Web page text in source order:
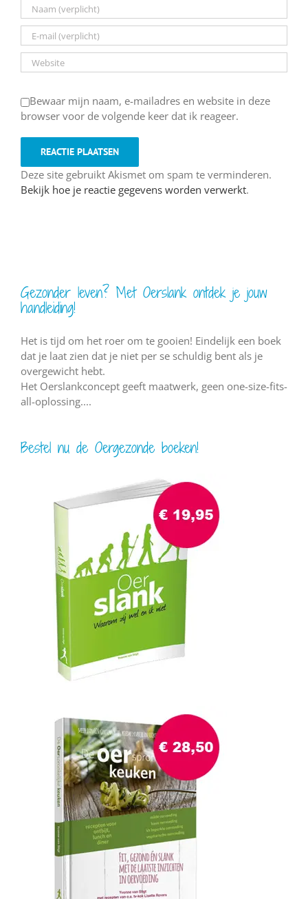
Bewaar mijn naam, e-mailadres en website in deze
browser voor de volgende keer dat ik reageer.
Deze site gebruikt Akismet om spam te verminderen.
Bekijk hoe je reactie gegevens worden verwerkt.
Gezonder leven? Met Oerslank ontdek je jouw
handleiding!
Het is tijd om het roer om te gooien! Eindelijk een boek
dat je laat zien dat je niet per se schuldig bent als je
overgewicht hebt.
Het Oerslankconcept geeft maatwerk, geen one-size-fits-
all-oplossing....
Bestel nu de Oergezonde boeken!